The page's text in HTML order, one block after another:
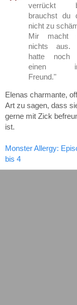
verrückt
brauchst du
nicht zu
Mir macht
nichts aus.
hatte noch
einen
Freund."
Elenas charmante,
Art zu sagen, dass
gerne mit Zick
ist.
Monster Allergy:
bis 4